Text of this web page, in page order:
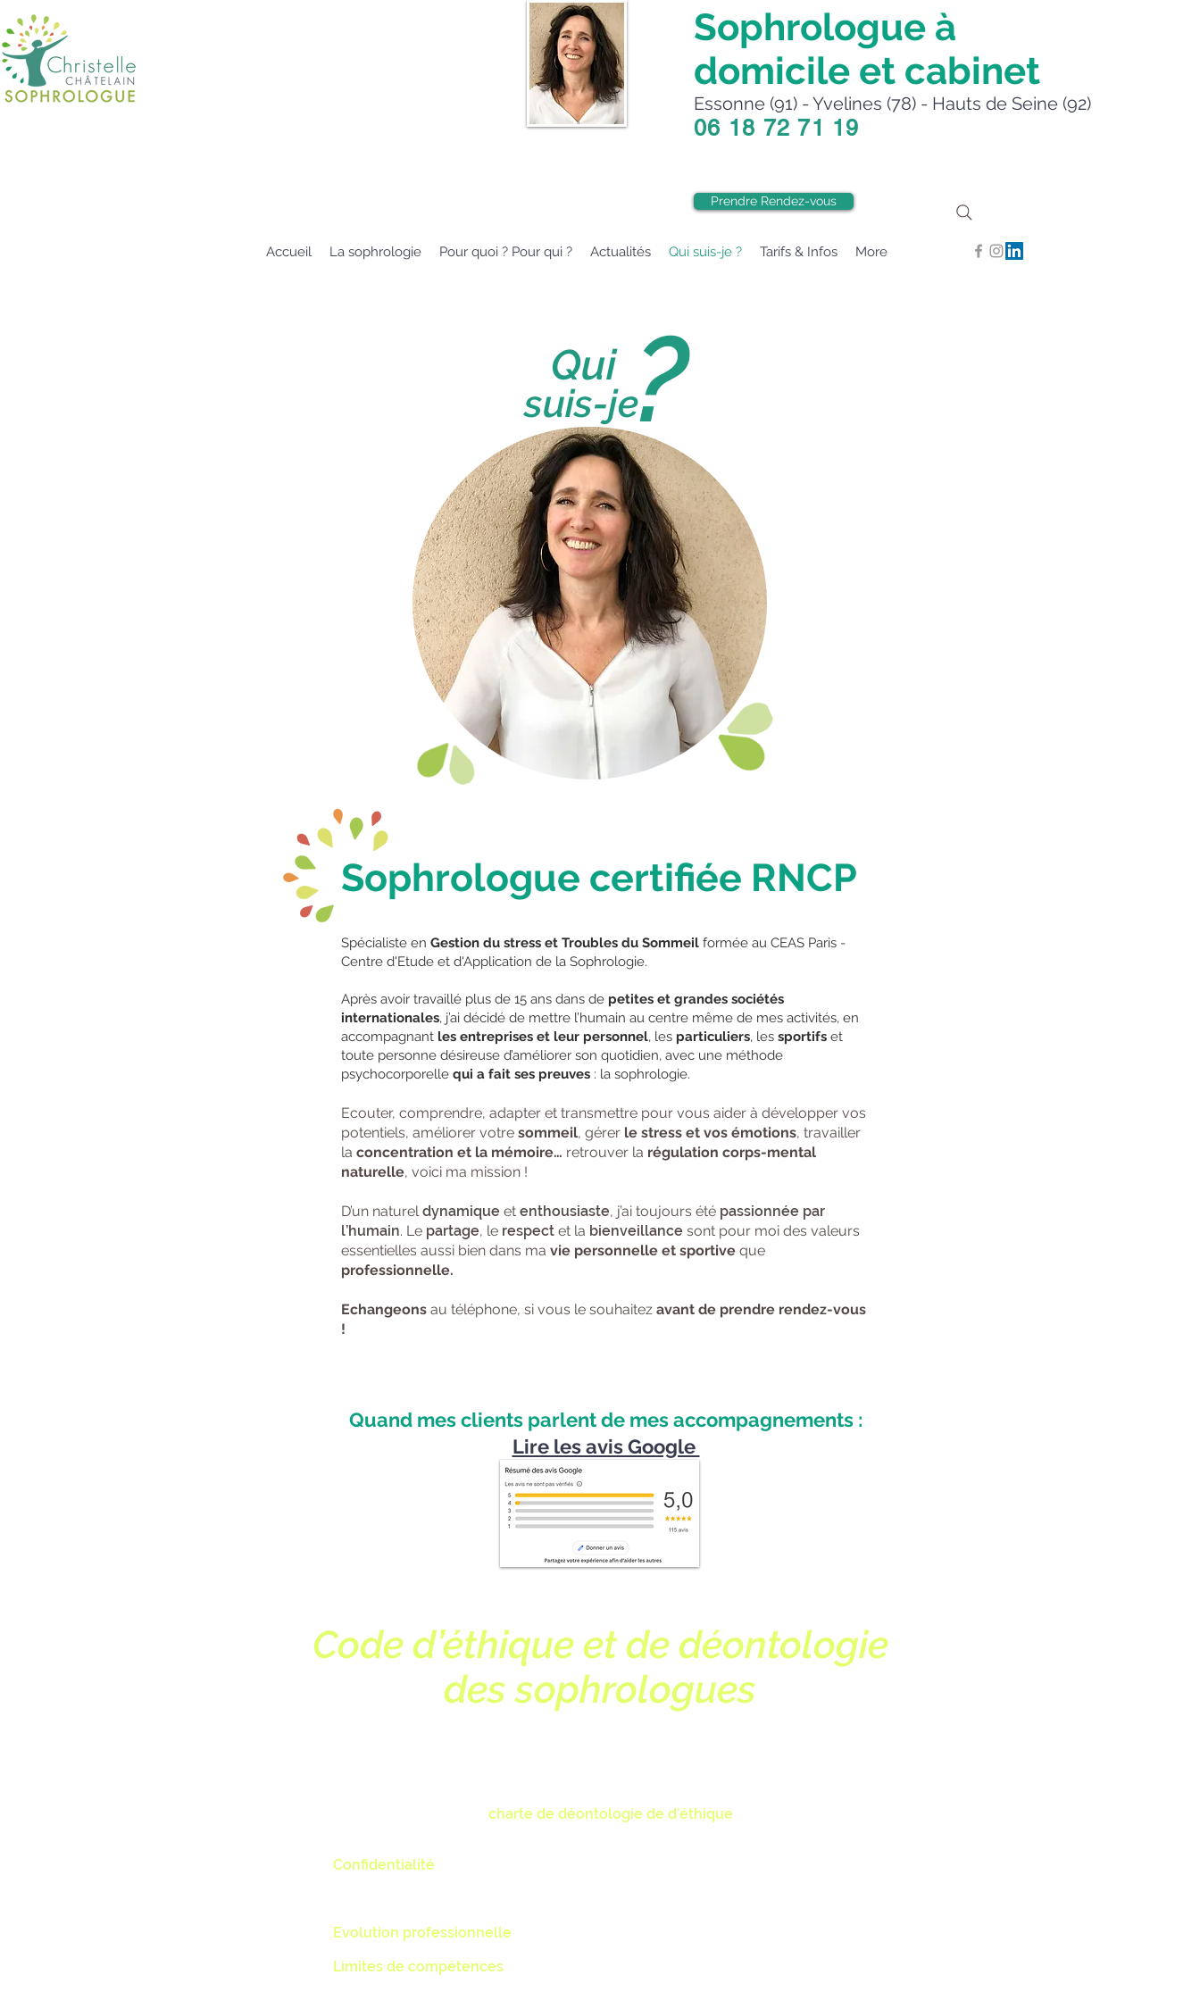
Sophrologue à
domicile et cabinet
Essonne (91) - Yvelines (78) - Hauts de Seine (92)
06 18 72 71 19
Prendre Rendez-vous
Accueil La sophrologie Pour quoi ? Pour qui ? Actualités Qui suis-je ? Tarifs & Infos More
Qui
suis-je?
Sophrologue certifiée RNCP
Spécialiste en Gestion du stress et Troubles du Sommeil formée au CEAS Paris -
Centre d'Etude et d'Application de la Sophrologie.
Après avoir travaillé plus de 15 ans dans de petites et grandes sociétés
internationales, j’ai décidé de mettre l’humain au centre même de mes activités, en
accompagnant les entreprises et leur personnel, les particuliers, les sportifs et
toute personne désireuse d’améliorer son quotidien, avec une méthode
psychocorporelle qui a fait ses preuves : la sophrologie.
Ecouter, comprendre, adapter et transmettre pour vous aider à développer vos
potentiels, améliorer votre sommeil, gérer le stress et vos émotions, travailler
la concentration et la mémoire… retrouver la régulation corps-mental
naturelle, voici ma mission !
D’un natureldynamique et enthousiaste, j’ai toujours été passionnée par
l’humain. Le partage, le respect et la bienveillance sont pour moi des valeurs
essentielles aussi bien dans ma vie personnelle et sportive que
professionnelle.
Echangeons au téléphone, si vous le souhaitez avant de prendre rendez-vous
!
Quand mes clients parlent de mes accompagnements :
Lire les avis Google
Code d’éthique et de déontologie
des sophrologues
charte de déontologie de d’éthique
Confidentialité
Evolution professionnelle
Limites de compétences